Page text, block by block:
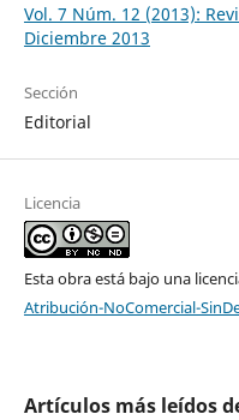
Vol. 7 Núm. 12 (2013):
Diciembre 2013
Sección
Editorial
Licencia
Esta obra está bajo una
Atribución-NoComercial-
Artículos más leídos